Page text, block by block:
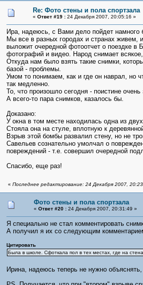
Re: Фото стены и пола спортзала
« Ответ #19 : 24 Декабря 2007, 20:05:16 »
Ира, надеюсь, с Вами дело пойдет намного
Мы все в разных городах и странах живем,
выложит очередной фотоотчет о поездке в
фотографий и видео. Народ снимает
Откуда нам было взять такие снимки,
базой - проблемы.
Умом то понимаем, как и где он наврал, но
так медленно.
То, что произошло сегодня - поистине
А всего-то пара снимков, казалось бы.
Доказано:
У окна в том месте находилась одна из
Стояла она на стуле, вплотную к
Взрыв этой бомбы развалил стену, но не
Савельев сознательно умолчал о
повреждений - т.е. совершил очередной
Спасибо, еще раз!
« Последнее редактирование: 24 Декабря 2007,
Фото стены и пола спортзала
« Ответ #20 : 24 Декабря 2007, 20:31:49 »
Я специально не стал комментировать
А получил я их со следующим
Цитировать
Была в школе. Сфоткала пол в тех местах, где на
Ирина, надеюсь теперь не нужно